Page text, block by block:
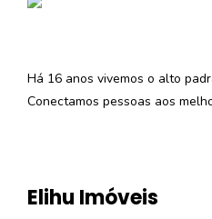
Há 16 anos vivemos o alto
Conectamos pessoas aos
Elihu Imóveis